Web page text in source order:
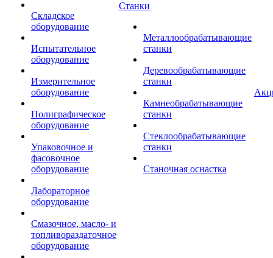
Складское
оборудование
Испытательное
оборудование
Измерительное
оборудование
Полиграфическое
оборудование
Упаковочное и
фасовочное
оборудование
Лабораторное
оборудование
Смазочное, масло- и
топливораздаточное
оборудование
Станки
Металлообрабатывающие
станки
Деревообрабатывающие
станки
Камнеобрабатывающие
станки
Стеклообрабатывающие
станки
Станочная оснастка